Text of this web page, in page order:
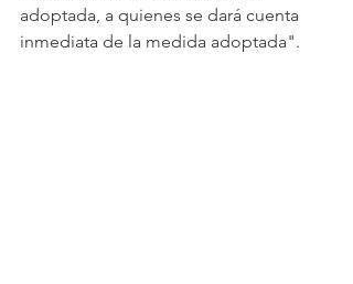
adoptada, a quienes se dará cuenta
inmediata de la medida adoptada".